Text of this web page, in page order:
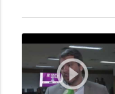
play_circle_outline